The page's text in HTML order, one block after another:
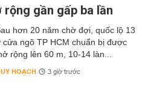
gần gấp ba lần
hơn 20 năm chờ đợi, quốc lộ 13
cửa ngõ TP HCM chuẩn bị được
rộng lên 60 m, 10-14 làn...
HOẠCH 3 giờ trước